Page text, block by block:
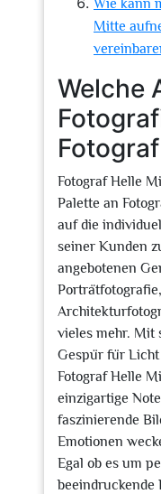
Wie kann
Mitte
Welche
Fotograf Helle
Palette an
auf die
seiner Kunden
angebotenen
vieles mehr. Mit
Gespür für
Fotograf Helle
einzigartige
faszinierende
Emotionen
Egal ob es um
beeindruckende